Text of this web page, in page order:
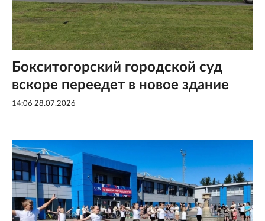
Бокситогорский городской суд
вскоре переедет в новое здание
14:06 28.07.2026